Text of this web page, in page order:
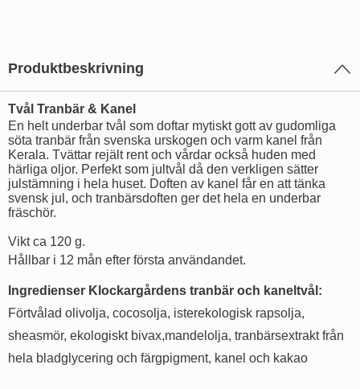
Produktbeskrivning
Tvål Tranbär & Kanel
En helt underbar tvål som doftar mytiskt gott av gudomliga
söta tranbär från svenska urskogen och varm kanel från
Kerala. Tvättar rejält rent och vårdar också huden med
härliga oljor. Perfekt som jultvål då den verkligen sätter
julstämning i hela huset. Doften av kanel får en att tänka
svensk jul, och tranbärsdoften ger det hela en underbar
fräschör.
Vikt ca 120 g.
Hållbar i 12 mån efter första användandet.
Ingredienser Klockargårdens tranbär och kaneltvål:
Förtvålad olivolja, cocosolja, isterekologisk rapsolja,
sheasmör, ekologiskt bivax,mandelolja, tranbärsextrakt från
hela bladglycering och färgpigment, kanel och kakao